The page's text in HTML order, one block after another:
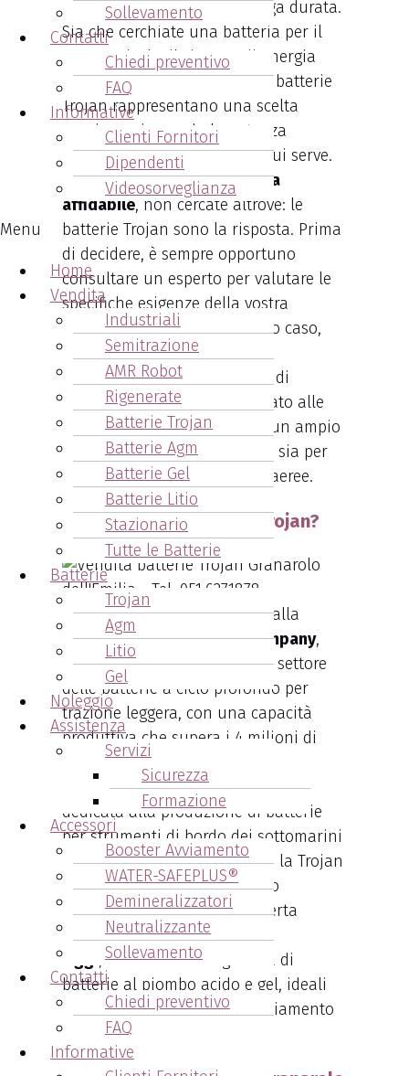
Sollevamento
Contatti
Chiedi preventivo
FAQ
Informative
Clienti Fornitori
Dipendenti
Videosorveglianza
Menu
Home
Vendita
Industriali
Semitrazione
AMR Robot
Rigenerate
Batterie Trojan
Batterie Agm
Batterie Gel
Batterie Litio
Stazionario
Tutte le Batterie
Batterie
Trojan
Agm
Litio
Gel
Noleggio
Assistenza
Servizi
Sicurezza
Formazione
Accessori
Booster Avviamento
WATER-SAFEPLUS®
Demineralizzatori
Neutralizzante
Sollevamento
Contatti
Chiedi preventivo
FAQ
Informative
performance superiori e lunga durata.
Sia che cerchiate una batteria per il
vostro veicolo, il sistema di energia
solare o altre applicazioni, le batterie
Trojan rappresentano una scelta
saggia, assicurando la potenza
necessaria nel momento in cui serve.
Per una soluzione energetica
affidabile, non cercate altrove: le
batterie Trojan sono la risposta. Prima
di decidere, è sempre opportuno
consultare un esperto per valutare le
specifiche esigenze della vostra
applicazione. Anche in questo caso,
Arcangeli Accumulatori
consulenza specifica sul tipo di
batteria maggiormente indicato alle
tue esigenze. Disponiamo di un ampio
magazzino di batterie Trojan, sia per
golf car che per piattaforme aeree.
Chi produce le batterie Trojan?
Le batterie Trojan, prodotte dalla
rinomataTrojan Battery Company,
sono una scelta primaria nel settore
delle batterie a ciclo profondo per
trazione leggera, con una capacità
produttiva che supera i 4 milioni di
unità annue.
Fondata nel 1925, inizialmente
dedicata alla produzione di batterie
per strumenti di bordo dei sottomarini
della Prima Guerra Mondiale, la Trojan
Battery Company ha ampliato
significativamente la sua offerta
durante gli anni ’50, ’60 e ’70.
Oggi
, offre una vasta gamma di
batterie al piombo acido e gel, ideali
per la trazione leggera e l’avviamento
di veicoli industriali.